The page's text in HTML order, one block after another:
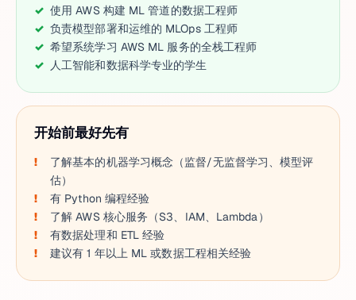
使用 AWS 构建 ML 管道的数据工程师
负责模型部署和运维的 MLOps 工程师
希望系统学习 AWS ML 服务的全栈工程师
人工智能和数据科学专业的学生
开始前最好先有
了解基本的机器学习概念（监督/无监督学习、模型评
估）
有 Python 编程经验
了解 AWS 核心服务（S3、IAM、Lambda）
有数据处理和 ETL 经验
建议有 1 年以上 ML 或数据工程相关经验